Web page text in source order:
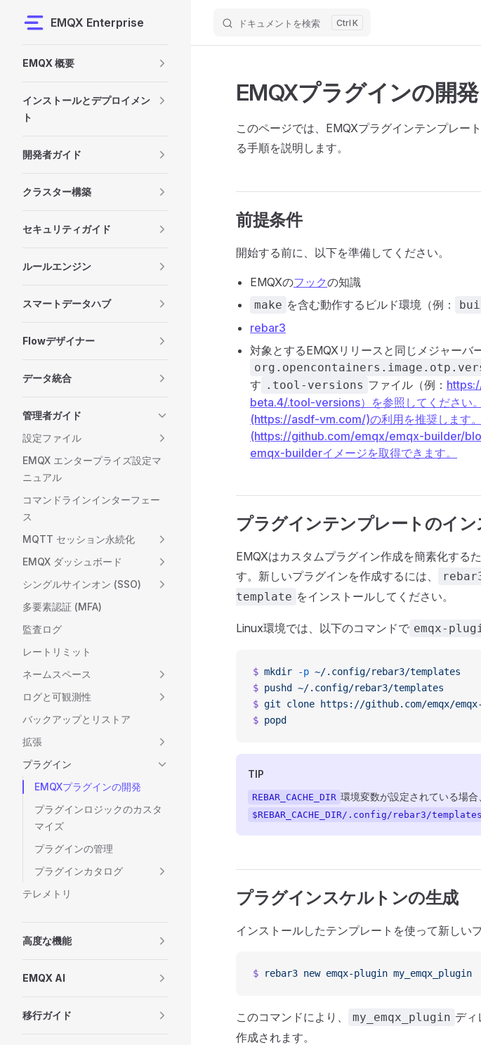
Skip to content
EMQX Enterprise ドキュメントを検索 K
EMQX 概要
インストールとデプロイメン
ト
開発者ガイド
クラスター構築
セキュリティガイド
ルールエンジン
スマートデータハブ
Flowデザイナー
データ統合
管理者ガイド
設定ファイル
EMQX エンタープライズ設定マ
ニュアル
コマンドラインインターフェー
ス
MQTT セッション永続化
EMQX ダッシュボード
シングルサインオン (SSO)
多要素認証 (MFA)
監査ログ
レートリミット
ネームスペース
ログと可観測性
バックアップとリストア
拡張
プラグイン
EMQXプラグインの開発
プラグインロジックのカスタ
マイズ
プラグインの管理
プラグインカタログ
テレメトリ
高度な機能
EMQX AI
移行ガイド
EMQXプラグインの開発
このページでは、EMQXプラグインテンプレー
る手順を説明します。
前提条件
開始する前に、以下を準備してください。
EMQXのフックの知識
make を含む動作するビルド環境（例：
rebar3
対象とするEMQXリリースと同じメジャー
す .tool-versions ファイル（例：
beta.4/.tool-versions）を参照してください
(https://asdf-vm.com/)の利用を推奨します
(https://github.com/emqx/emqx-builder/
emqx-builderイメージを取得できます。
プラグインテンプレートのイ
EMQXはカスタムプラグイン作成を簡素化する
す。新しいプラグインを作成するには、
template をインストールしてください。
Linux環境では、以下のコマンドで emqx-
$ mkdir -p ~/.config/rebar3/templates
$ pushd
~/.config/rebar3/templates
$ git clone https://github.com/emqx/
$ popd
TIP
REBAR_CACHE_DIR 環境変数が設定されている場
$REBAR_CACHE_DIR/.config/rebar3/templates
プラグインスケルトンの生成
インストールしたテンプレートを使って新しい
$ rebar3 new emqx-plugin my_emqx_plugin
このコマンドにより、 my_emqx_plugin ディ
作成されます。